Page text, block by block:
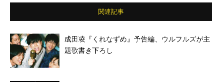
関連記事
成田凌『くれなずめ』予告編、ウルフルズが主
題歌書き下ろし